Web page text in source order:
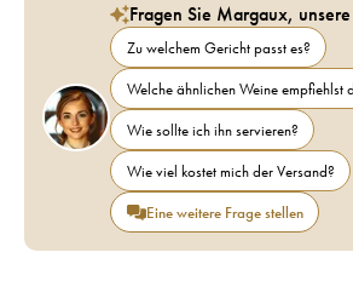
Fragen Sie Margaux,
Zu welchem Gericht passt es?
Welche ähnlichen Weine empfiehlst
Wie sollte ich ihn servieren?
Wie viel kostet mich der Versand?
Eine weitere Frage stellen